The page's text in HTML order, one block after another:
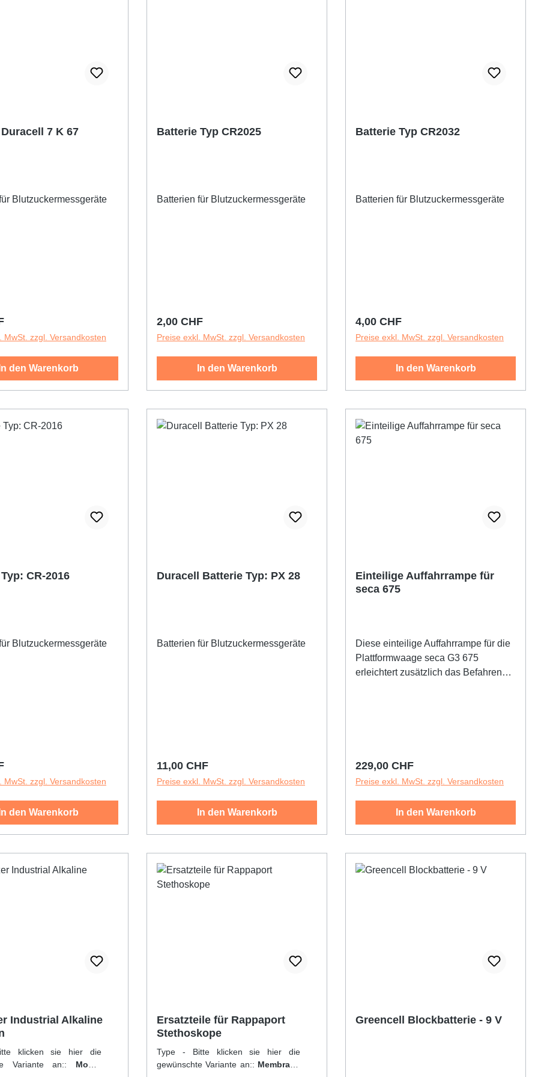
an:
7 K 67
Blutzuckermessgeräte
Preis:
MwSt. zzgl. Versandkosten
In den Warenkorb
Batterie Typ CR2025
Batterien für Blutzuckermessgeräte
Regulärer Preis:
2,00 CHF
Preise exkl. MwSt. zzgl. Versandkosten
In den Warenkorb
Batterie Typ CR2032
Batterien für Blutzuckermessgeräte
Regulärer Preis:
4,00 CHF
Preise exkl. MwSt. zzgl. Versandkosten
In den Warenkorb
CR-2016
Blutzuckermessgeräte
Preis:
MwSt. zzgl. Versandkosten
In den Warenkorb
Duracell Batterie Typ: PX 28
Batterien für Blutzuckermessgeräte
Regulärer Preis:
11,00 CHF
Preise exkl. MwSt. zzgl. Versandkosten
In den Warenkorb
Einteilige Auffahrrampe für
seca 675
Diese einteilige Auffahrrampe für die
Plattformwaage seca G3 675
erleichtert zusätzlich das Befahren
Regulärer Preis:
229,00 CHF
Preise exkl. MwSt. zzgl. Versandkosten
In den Warenkorb
Industrial Alkaline
klicken sie hier die
Variante an:: Mono,
Ersatzteile für Rappaport
Stethoskope
Type - Bitte klicken sie hier die
gewünschte Variante an:: Membrane
Greencell Blockbatterie - 9 V